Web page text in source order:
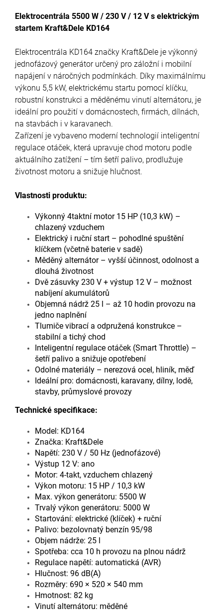
Elektrocentrála 5500 W / 230 V / 12 V s elektrickým
startem Kraft&Dele KD164
Elektrocentrála KD164 značky Kraft&Dele je výkonný
jednofázový generátor určený pro záložní i mobilní
napájení v náročných podmínkách. Díky maximálnímu
výkonu 5,5 kW, elektrickému startu pomocí klíčku,
robustní konstrukci a měděnému vinutí alternátoru, je
ideální pro použití v domácnostech, firmách, dílnách,
na stavbách i v karavanech.
Zařízení je vybaveno moderní technologií inteligentní
regulace otáček, která upravuje chod motoru podle
aktuálního zatížení – tím šetří palivo, prodlužuje
životnost motoru a snižuje hlučnost.
Vlastnosti produktu:
Výkonný 4taktní motor 15 HP (10,3 kW) –
chlazený vzduchem
Elektrický i ruční start – pohodlné spuštění
klíčkem (včetně baterie v sadě)
Měděný alternátor – vyšší účinnost, odolnost a
dlouhá životnost
Dvě zásuvky 230 V + výstup 12 V – možnost
nabíjení akumulátorů
Objemná nádrž 25 l – až 10 hodin provozu na
jedno naplnění
Tlumiče vibrací a odpružená konstrukce –
stabilní a tichý chod
Inteligentní regulace otáček (Smart Throttle) –
šetří palivo a snižuje opotřebení
Odolné materiály – nerezová ocel, hliník, měď
Ideální pro: domácnosti, karavany, dílny, lodě,
stavby, průmyslové provozy
Technické specifikace:
Model: KD164
Značka: Kraft&Dele
Napětí: 230 V / 50 Hz (jednofázové)
Výstup 12 V: ano
Motor: 4-takt, vzduchem chlazený
Výkon motoru: 15 HP / 10,3 kW
Max. výkon generátoru: 5500 W
Trvalý výkon generátoru: 5000 W
Startování: elektrické (klíček) + ruční
Palivo: bezolovnatý benzín 95/98
Objem nádrže: 25 l
Spotřeba: cca 10 h provozu na plnou nádrž
Regulace napětí: automatická (AVR)
Hlučnost: 96 dB(A)
Rozměry: 690 × 520 × 540 mm
Hmotnost: 82 kg
Vinutí alternátoru: měděné